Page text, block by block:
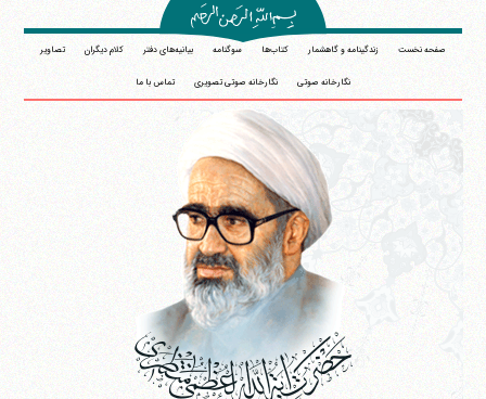
صفحه نخست زندگینامه و گاهشمار کتاب‌ها سوگنامه بیانیه‌های دفتر کلام دیگران تصاویر
نگارخانه صوتی نگارخانه صوتی تصویری تماس با ما